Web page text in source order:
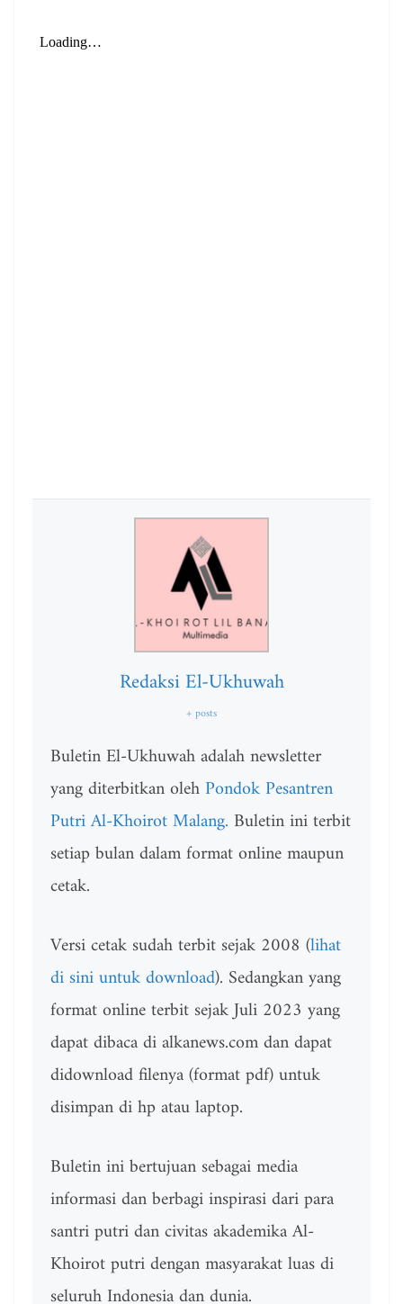
Redaksi El-Ukhuwah
+ posts
Buletin El-Ukhuwah adalah newsletter
yang diterbitkan oleh Pondok Pesantren
Putri Al-Khoirot Malang. Buletin ini terbit
setiap bulan dalam format online maupun
cetak.
Versi cetak sudah terbit sejak 2008 (lihat
di sini untuk download). Sedangkan yang
format online terbit sejak Juli 2023 yang
dapat dibaca di alkanews.com dan dapat
didownload filenya (format pdf) untuk
disimpan di hp atau laptop.
Buletin ini bertujuan sebagai media
informasi dan berbagi inspirasi dari para
santri putri dan civitas akademika Al-
Khoirot putri dengan masyarakat luas di
seluruh Indonesia dan dunia.